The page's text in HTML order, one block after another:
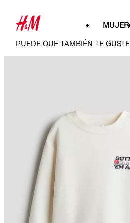
MUJER
PUEDE QUE TAMBIÉN TE GUSTE